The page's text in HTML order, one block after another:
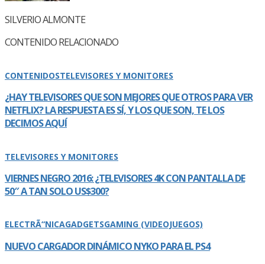
SILVERIO ALMONTE
CONTENIDO RELACIONADO
CONTENIDOSTELEVISORES Y MONITORES
¿HAY TELEVISORES QUE SON MEJORES QUE OTROS PARA VER
NETFLIX? LA RESPUESTA ES SÍ­, Y LOS QUE SON, TE LOS
DECIMOS AQUÍ­
TELEVISORES Y MONITORES
VIERNES NEGRO 2016: ¿TELEVISORES 4K CON PANTALLA DE
50″ A TAN SOLO US$300?
ELECTRÃ“NICAGADGETSGAMING (VIDEOJUEGOS)
NUEVO CARGADOR DINÁMICO NYKO PARA EL PS4